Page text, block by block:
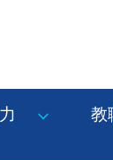
教